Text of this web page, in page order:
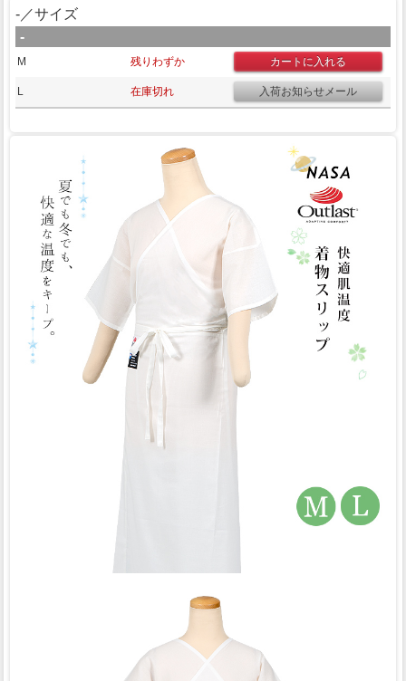
-／サイズ
-
M 残りわずか
L 在庫切れ